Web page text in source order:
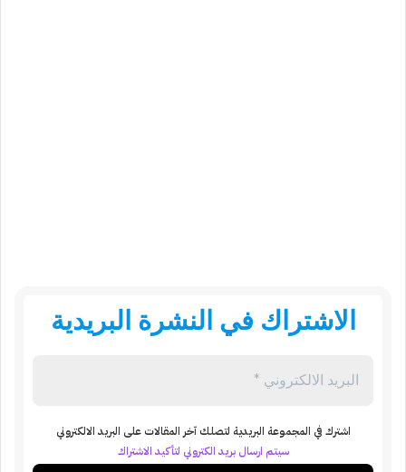
الاشتراك في النشرة البريدية
اشترك في المجموعة البريدية لتصلك آخر المقالات على البريد الالكتروني
سيتم ارسال بريد الكتروني لتأكيد الاشتراك